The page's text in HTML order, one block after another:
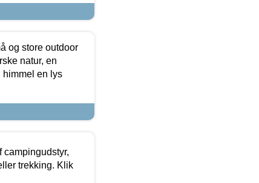
og store outdoor
natur, en
himmel en lys
trekking. Klik